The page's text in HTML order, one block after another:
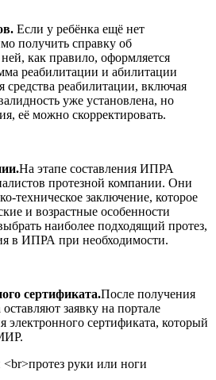
Если у ребёнка ещё нет
получить справку об
как правило, оформляется
реабилитации и абилитации
реабилитации, включая
уже установлена, но
её можно скорректировать.
На этапе составления ИПРА
протезной компании. Они
техническое заключение, которое
и возрастные особенности
наиболее подходящий протез,
в ИПРА при необходимости.
сертификата.После получения
заявку на портале
электронного сертификата, который